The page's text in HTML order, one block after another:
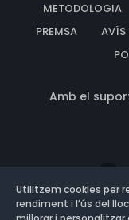
METODOLOGIA
PREMSA
AVÍS
Amb el
Utilitzem cookies per
rendiment i l’ús del